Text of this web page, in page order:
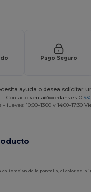
Pago Seguro
ayuda o desea solicitar
Contacto venta@wordans.es O
– jueves: 10:00–13:00 y 14:00–17:30
calibración de la pantalla, el color de